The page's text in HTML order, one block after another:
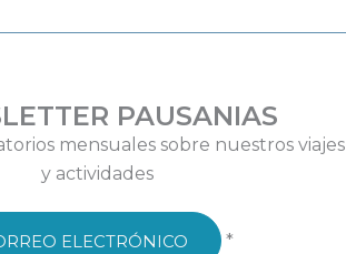
PAUSANIAS
mensuales sobre nuestros viajes
y actividades
*